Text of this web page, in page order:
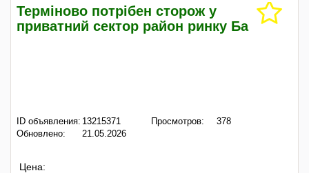
Терміново потрібен сторож у
приватний сектор район ринку Ба
ID объявления: 13215371
Обновлено:
21.05.2026
Просмотров: 378
Цена: